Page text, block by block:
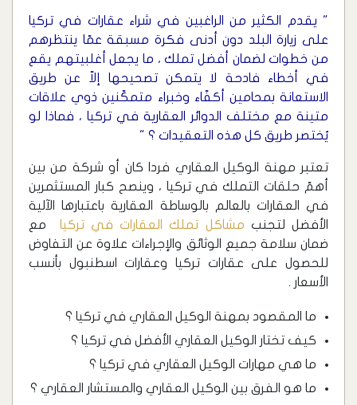
" يقدم الكثير من الراغبين في شراء عقارات في تركيا
على زيارة البلد دون أدنى فكرة مسبقة عمّا ينتظرهم
من خطوات لضمان أفضل تملك ، ما يجعل أغلبيتهم يقع
في أخطاء فادحة لا يتمكن تصحيحها إلاّ عن طريق
الاستعانة بمحامين أكفّاء وخبراء متمكّنين ذوي علاقات
متينة مع مختلف الدوائر العقارية في تركيا ، فماذا لو
يُختصر طريق كل هذه التعقيدات ؟ "
تعتبر مهنة الوكيل العقاري فردا كان أو شركة من بين
أهمّ حلقات التملك في تركيا ، وينصح كبار المستثمرين
في العقارات بالعالم بالوساطة العقارية باعتبارها الآلية
الأفضل لتجنب مشاكل تملك العقارات في تركيا مع
ضمان سلامة جميع الوثائق والإجراءات علاوة عن التفاوض
للحصول على عقارات تركيا وعقارات اسطنبول بأنسب
الأسعار .
ما المقصود بمهنة الوكيل العقاري في تركيا ؟
كيف تختار الوكيل العقاري الأفضل في تركيا ؟
ما هي مهارات الوكيل العقاري في تركيا ؟
ما هو الفرق بين الوكيل العقاري والمستشار العقاري ؟